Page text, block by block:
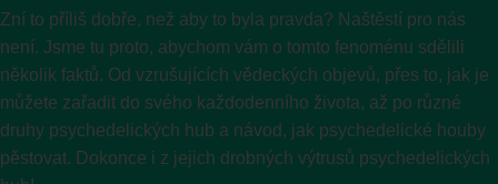
Zní to příliš dobře, než aby to byla pravda? Naštěstí pro nás
není. Jsme tu proto, abychom vám o tomto fenoménu sdělili
několik faktů. Od vzrušujících vědeckých objevů, přes to, jak je
můžete zařadit do svého každodenního života, až po různé
druhy psychedelických hub a návod, jak psychedelické houby
pěstovat. Dokonce i z jejich drobných výtrusů psychedelických